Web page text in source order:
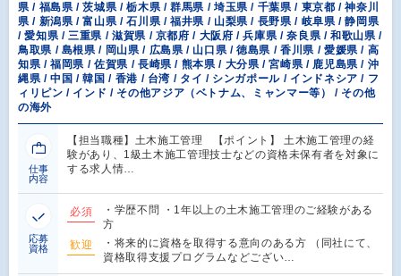
県 / 福島県 / 茨城県 / 栃木県 / 群馬県 / 埼玉県 / 千葉県 / 東京都 / 神奈川
県 / 新潟県 / 富山県 / 石川県 / 福井県 / 山梨県 / 長野県 / 岐阜県 / 静岡県
/ 愛知県 / 三重県 / 滋賀県 / 京都府 / 大阪府 / 兵庫県 / 奈良県 / 和歌山県 /
鳥取県 / 島根県 / 岡山県 / 広島県 / 山口県 / 徳島県 / 香川県 / 愛媛県 / 高
知県 / 福岡県 / 佐賀県 / 長崎県 / 熊本県 / 大分県 / 宮崎県 / 鹿児島県 / 沖
縄県 / 中国 / 韓国 / 香港 / 台湾 / タイ / シンガポール / インドネシア / フ
ィリピン / インド / その他アジア（ベトナム、ミャンマー等） / その他
の海外
仕事
内容
【担当職種】土木施工管理 【ポイント】 土木施工管理の経
験があり、1級土木施工管理技士などの資格未保有者を対象に
する求人情…
応募
資格
必須
・学歴不問 ・1年以上の土木施工管理のご経験がある
方
歓迎
・将来的に資格を取得する意向のある方 （同社にて、
資格取得支援プログラムなどござい…